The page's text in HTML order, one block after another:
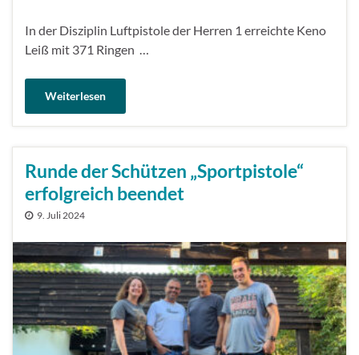
In der Disziplin Luftpistole der Herren 1 erreichte Keno
Leiß mit 371 Ringen …
Weiterlesen
Runde der Schützen „Sportpistole“
erfolgreich beendet
9. Juli 2024